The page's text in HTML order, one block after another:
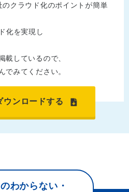
クラウド化のポイントが簡単
化を実現し
載しているので、
でみてください。
ウンロードする
わからない・